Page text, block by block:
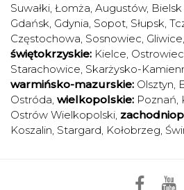
Suwałki, Łomża, Augustów,
Gdańsk, Gdynia, Sopot, Słupsk,
Częstochowa, Sosnowiec, Gliwice,
świętokrzyskie: Kielce,
Starachowice, Skarżysko-
warmińsko-mazurskie: Olsztyn,
Ostróda, wielkopolskie: Poznań,
Ostrów Wielkopolski,
Koszalin, Stargard, Kołobrzeg,